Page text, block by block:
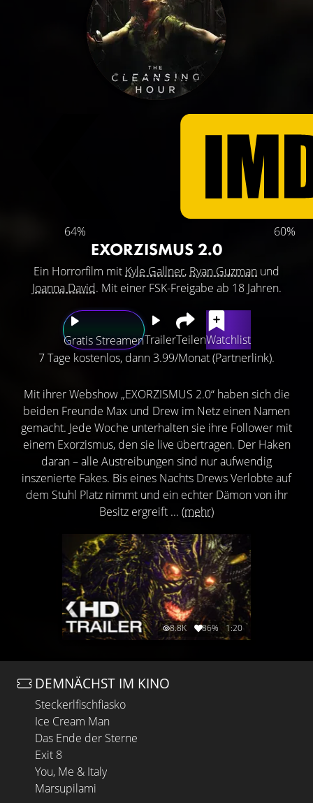
64% 60%
EXORZISMUS 2.0
Ein Horrorfilm mit Kyle Gallner, Ryan Guzman und
Joanna David. Mit einer FSK-Freigabe ab 18 Jahren.
Gratis StreamenTrailerTeilenWatchlist
7 Tage kostenlos, dann 3.99/Monat (Partnerlink).
Mit ihrer Webshow „EXORZISMUS 2.0“ haben sich die
beiden Freunde Max und Drew im Netz einen Namen
gemacht. Jede Woche unterhalten sie ihre Follower mit
einem Exorzismus, den sie live übertragen. Der Haken
daran – alle Austreibungen sind nur aufwendig
inszenierte Fakes. Bis eines Nachts Drews Verlobte auf
dem Stuhl Platz nimmt und ein echter Dämon von ihr
Besitz ergreift ... (mehr)
8.8K 86% 1:20
DEMNÄCHST IM KINO
Steckerlfischfiasko
Ice Cream Man
Das Ende der Sterne
Exit 8
You, Me & Italy
Marsupilami